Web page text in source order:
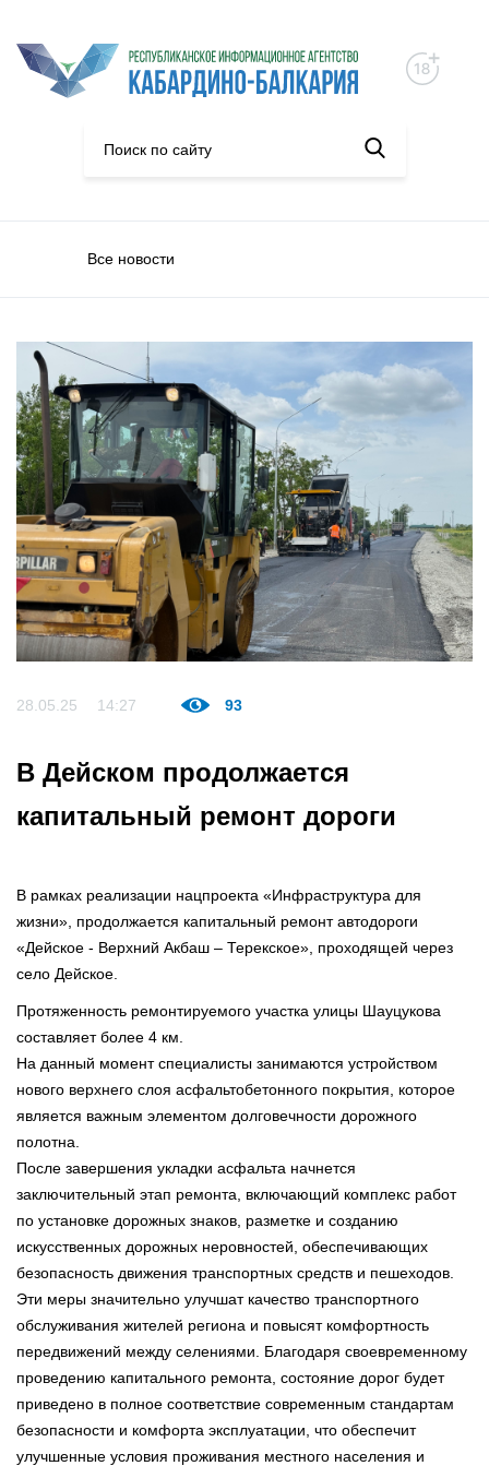
Все новости
Нацпроекты
28.05.25 14:27 93
В Дейском продолжается
капитальный ремонт дороги
В рамках реализации нацпроекта «Инфраструктура для
жизни», продолжается капитальный ремонт автодороги
«Дейское - Верхний Акбаш – Терекское», проходящей через
село Дейское.
Протяженность ремонтируемого участка улицы Шауцукова
составляет более 4 км.
На данный момент специалисты занимаются устройством
нового верхнего слоя асфальтобетонного покрытия, которое
является важным элементом долговечности дорожного
полотна.
После завершения укладки асфальта начнется
заключительный этап ремонта, включающий комплекс работ
по установке дорожных знаков, разметке и созданию
искусственных дорожных неровностей, обеспечивающих
безопасность движения транспортных средств и пешеходов.
Эти меры значительно улучшат качество транспортного
обслуживания жителей региона и повысят комфортность
передвижений между селениями. Благодаря своевременному
проведению капитального ремонта, состояние дорог будет
приведено в полное соответствие современным стандартам
безопасности и комфорта эксплуатации, что обеспечит
улучшенные условия проживания местного населения и